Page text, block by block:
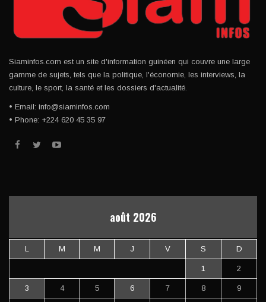
Siaminfos.com est un site d'information guinéen qui couvre une large
gamme de sujets, tels que la politique, l'économie, les interviews, la
culture, le sport, la santé et les dossiers d'actualité.
• Email: info@siaminfos.com
• Phone: +224 620 45 35 97
août 2026
L M M J V S D
1 2
3 4 5 6 7 8 9